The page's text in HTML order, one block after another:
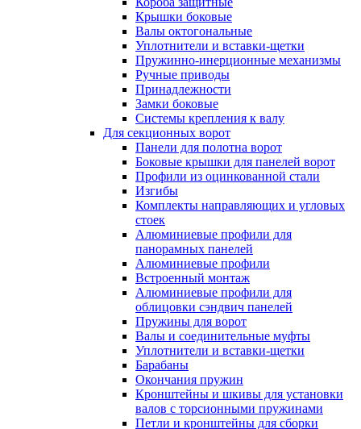
Крышки боковые
Валы октогональные
Уплотнители и вставки-щетки
Пружинно-инерционные механизмы
Ручные приводы
Принадлежности
Замки боковые
Системы крепления к валу
Для секционных ворот
Панели для полотна ворот
Боковые крышки для панелей ворот
Профили из оцинкованной стали
Изгибы
Комплекты направляющих и угловых
стоек
Алюминиевые профили для
панорамных панелей
Алюминиевые профили
Встроенный монтаж
Алюминиевые профили для
облицовки сэндвич панелей
Пружины для ворот
Валы и соединительные муфты
Уплотнители и вставки-щетки
Барабаны
Окончания пружин
Кронштейны и шкивы для установки
валов с торсионными пружинами
Петли и кронштейны для сборки